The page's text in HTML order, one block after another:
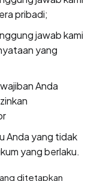
pribadi;
jawab kami
yang
Anda
Anda yang tidak
yang berlaku.
ditetapkan